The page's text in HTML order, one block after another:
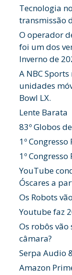
Tecnologia
transmissão
O operador
foi um dos
Inverno de
A NBC
unidades
Bowl LX.
Lente Barata
83º Globos
1º
1º
YouTube
Óscares a
Os Robots
Youtube faz
Os robôs
câmara?
Serpa Audio
Amazon